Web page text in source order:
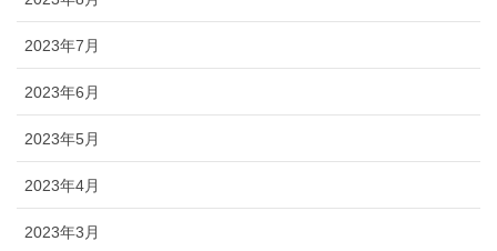
2023年7月
2023年6月
2023年5月
2023年4月
2023年3月